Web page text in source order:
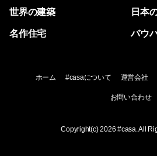
世界の建築 日本
名作住宅 バウ
ホーム #casaについて 運営会社
お問い合わせ
Copyright(c) 2026#casa . All